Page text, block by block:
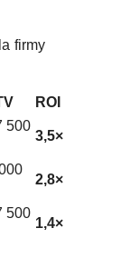
firmy
ROI
500
3,5×
2,8×
500
1,4×